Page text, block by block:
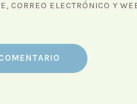
CORREO ELECTRÓNICO Y